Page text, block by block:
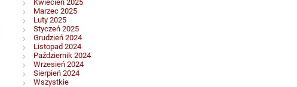
Kwiecień 2025
Marzec 2025
Luty 2025
Styczeń 2025
Grudzień 2024
Listopad 2024
Październik 2024
Wrzesień 2024
Sierpień 2024
Wszystkie